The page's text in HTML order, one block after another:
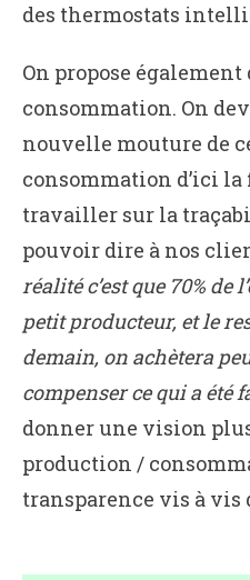
des thermostats
On propose
consommation. On
nouvelle mouture de
consommation d’ici la
travailler sur la
pouvoir dire à nos
réalité c’est que 70% de
petit producteur, et le
demain, on achètera
compenser ce qui a été
donner une vision
production /
transparence vis à vis